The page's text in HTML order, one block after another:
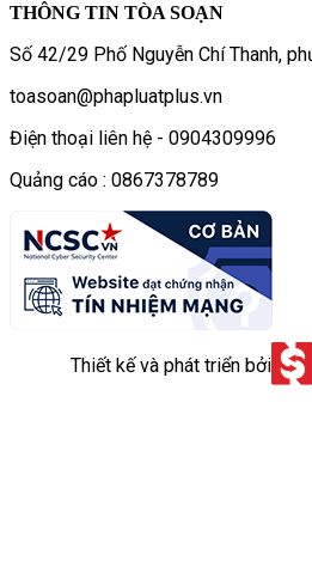
THÔNG TIN TÒA SOẠN
Số 42/29 Phố Nguyễn Chí Thanh,
toasoan@phapluatplus.vn
Điện thoại liên hệ - 0904309996
Quảng cáo : 0867378789
Thiết kế và phát triển bởi